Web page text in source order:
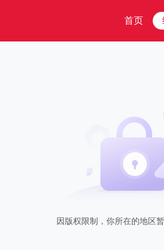
首页
因版权限制，你所在的地区